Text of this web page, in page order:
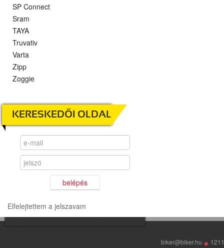
SP Connect
Sram
TAYA
Truvativ
Varta
Zipp
Zoggie
KERESKEDŐI OLDAL
belépés
Elfelejtettem a jelszavam
biker@biker.hu •